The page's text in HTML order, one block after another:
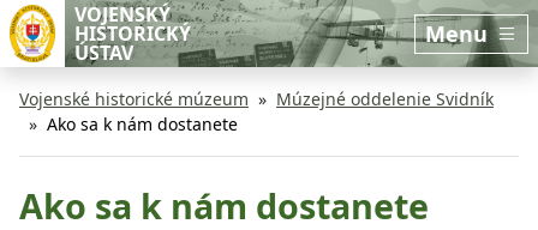
Preskočiť na hlavný obsah
Preskočiť na bočnú lištu
VOJENSKÝ
HISTORICKÝ
ÚSTAV
Menu
Vojenské historické múzeum
Múzejné oddelenie Svidník
Ako sa k nám dostanete
Ako sa k nám dostanete